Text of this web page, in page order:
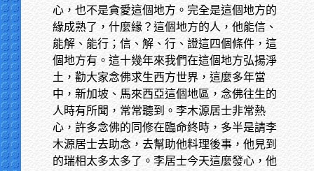
心，也不是貪愛這個地方。完全是這個地方的
緣成熟了，什麼緣？這個地方的人，他能信、
能解、能行；信、解、行、證這四個條件，這
個地方有。這十幾年來我們在這個地方弘揚淨
土，勸大家念佛求生西方世界，這麼多年當
中，新加坡、馬來西亞這個地區，念佛往生的
人時有所聞，常常聽到。李木源居士非常熱
心，許多念佛的同修在臨命終時，多半是請李
木源居士去助念，去幫助他料理後事，他見到
的瑞相太多太多了。李居士今天這麼發心，他